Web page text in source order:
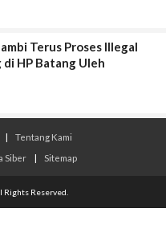
Terus Proses Illegal
HP Batang Uleh
|
Tentang Kami
Siber | Sitemap
Reserved.